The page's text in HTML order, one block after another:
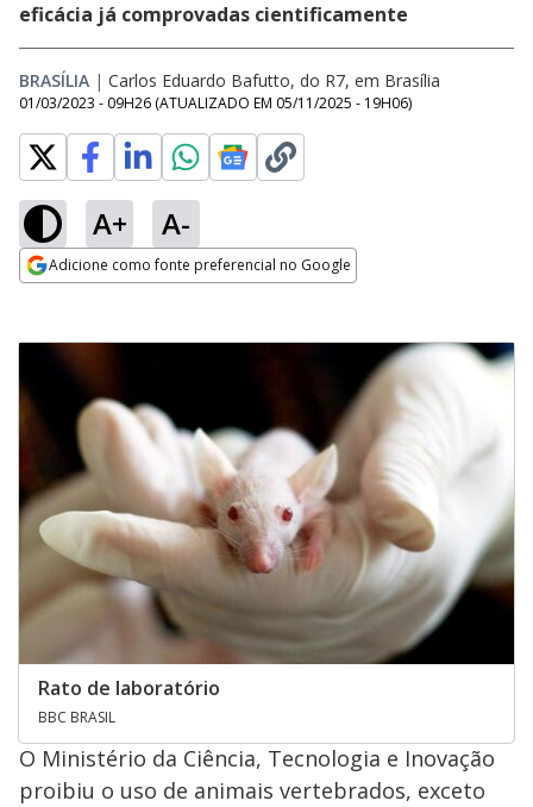
eficácia já comprovadas cientificamente
BRASÍLIA | Carlos Eduardo Bafutto, do R7, em Brasília
01/03/2023 - 09H26 (ATUALIZADO EM 05/11/2025 - 19H06)
A+ A-
Adicione como fonte preferencial no Google
Rato de laboratório
BBC BRASIL
O Ministério da Ciência, Tecnologia e Inovação
proibiu o uso de animais vertebrados, exceto